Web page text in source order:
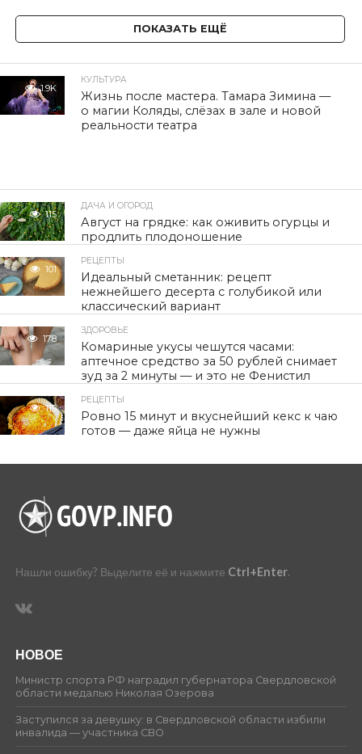
ПОКАЗАТЬ ЕЩЁ
1.9K
КУЛЬТУРА
Жизнь после мастера. Тамара Зимина —
о магии Коляды, слёзах в зале и новой
реальности театра
115
ДАЧА И ОГОРОД
Август на грядке: как оживить огурцы и
продлить плодоношение
101
РЕЦЕПТЫ
Идеальный сметанник: рецепт
нежнейшего десерта с голубикой или
классический вариант
178
ЗДОРОВЬЕ
Комариные укусы чешутся часами:
аптечное средство за 50 рублей снимает
зуд за 2 минуты — и это не Фенистил
119
РЕЦЕПТЫ
Ровно 15 минут и вкуснейший кекс к чаю
готов — даже яйца не нужны
Нашли ошибку? Выделите её и нажмите Ctrl+Enter.
НОВОЕ
Министр спорта РФ наградил губернатора Свердловской
области медалью Николая Озерова
Заступился за девушку: в Свердловской области избили
инвалида — участника СВО